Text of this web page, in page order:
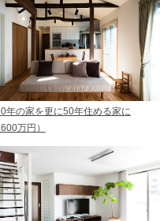
年の家を更に50年住める家に
万円）